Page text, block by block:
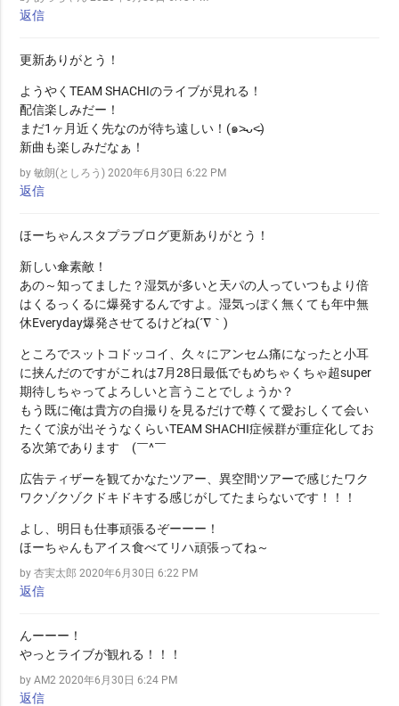
返信
更新ありがとう！
ようやくTEAM SHACHIのライブが見れる！
配信楽しみだー！
まだ1ヶ月近く先なのが待ち遠しい！(๑˃̵ᴗ˂̵)
新曲も楽しみだなぁ！
by 敏朗(としろう) 2020年6月30日 6:22 PM
返信
ほーちゃんスタプラブログ更新ありがとう！
新しい傘素敵！
あの～知ってました？湿気が多いと天パの人っていつもより倍
はくるっくるに爆発するんですよ。湿気っぽく無くても年中無
休Everyday爆発させてるけどね(´∇｀)
ところでスットコドッコイ、久々にアンセム痛になったと小耳
に挟んだのですがこれは7月28日最低でもめちゃくちゃ超super
期待しちゃってよろしいと言うことでしょうか？
もう既に俺は貴方の自撮りを見るだけで尊くて愛おしくて会い
たくて涙が出そうなくらいTEAM SHACHI症候群が重症化してお
る次第であります (￣^￣ゞ
広告ティザーを観てかなたツアー、異空間ツアーで感じたワク
ワクゾクゾクドキドキする感じがしてたまらないです！！！
よし、明日も仕事頑張るぞーーー！
ほーちゃんもアイス食べてリハ頑張ってね～
by 杏実太郎 2020年6月30日 6:22 PM
返信
んーーー！
やっとライブが観れる！！！
by AM2 2020年6月30日 6:24 PM
返信